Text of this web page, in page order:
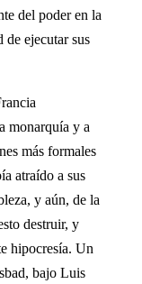
del poder en la
de ejecutar sus
monarquía y a
más formales
atraído a sus
y aún, de la
destruir, y
hipocresía. Un
bajo Luis